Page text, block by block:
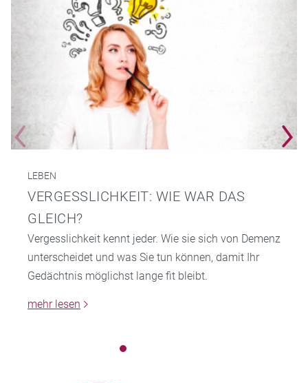
LEBEN
VERGESSLICHKEIT: WIE WAR DAS
GLEICH?
Vergesslichkeit kennt jeder. Wie sie sich von Demenz
unterscheidet und was Sie tun können, damit Ihr
Gedächtnis möglichst lange fit bleibt.
mehr lesen